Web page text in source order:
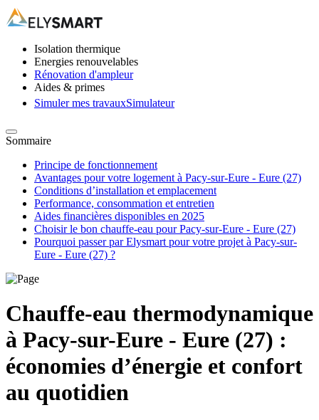
Isolation thermique
Energies renouvelables
Rénovation d'ampleur
Aides & primes
Simuler mes travauxSimulateur
Sommaire
Principe de fonctionnement
Avantages pour votre logement à Pacy-sur-Eure - Eure (27)
Conditions d’installation et emplacement
Performance, consommation et entretien
Aides financières disponibles en 2025
Choisir le bon chauffe-eau pour Pacy-sur-Eure - Eure (27)
Pourquoi passer par Elysmart pour votre projet à Pacy-sur-
Eure - Eure (27) ?
Chauffe-eau thermodynamique
à Pacy-sur-Eure - Eure (27) :
économies d’énergie et confort
au quotidien